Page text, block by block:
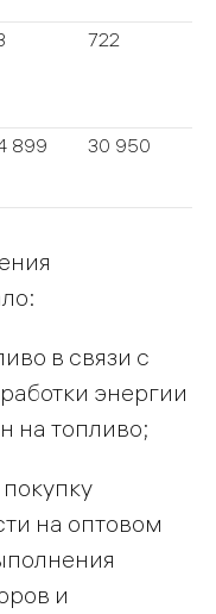
722
899 30 950
в связи с
энергии
на топливо;
на оптовом
и